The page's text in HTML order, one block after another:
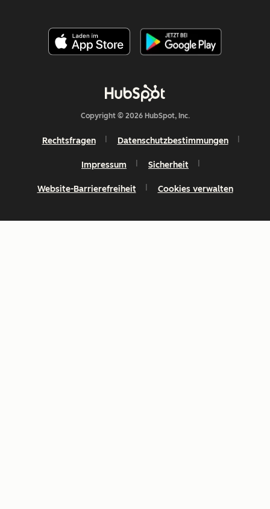
Copyright © 2026 HubSpot, Inc.
Rechtsfragen Datenschutzbestimmungen
Impressum Sicherheit
Website-Barrierefreiheit Cookies verwalten